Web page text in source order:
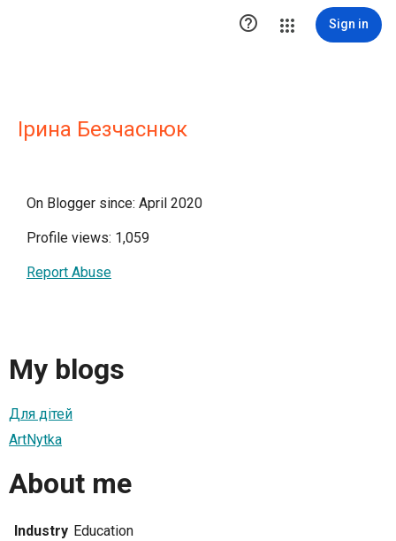
 Sign in
Ірина Безчаснюк
On Blogger since: April 2020
Profile views: 1,059
Report Abuse
My blogs
Для дітей
ArtNytka
About me
Industry Education